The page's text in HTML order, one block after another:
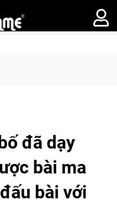
đã dạy
bài ma
bài với